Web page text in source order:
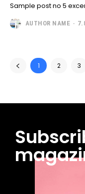
Sample post no 5
AUTHOR NAME -
1 2 3